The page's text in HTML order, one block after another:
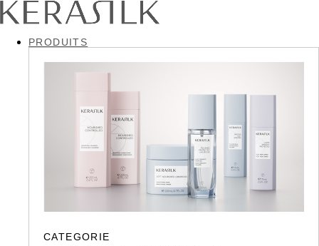
PRODUITS
CATEGORIE